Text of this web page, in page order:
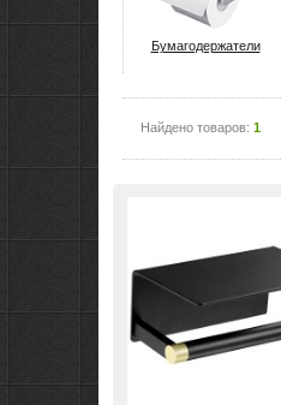
Бумагодержатели
Найдено товаров: 1